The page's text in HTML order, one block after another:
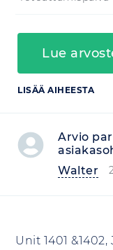
Lue
LISÄÄ AIHEESTA
Arvio
Walter
Unit 1401